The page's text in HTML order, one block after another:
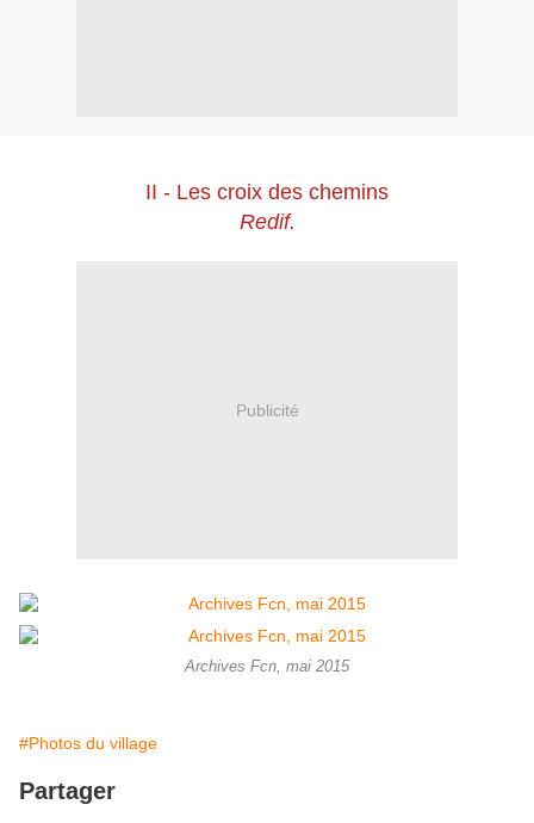
II - Les croix des chemins
Redif.
Publicité
Archives Fcn, mai 2015
#Photos du village
Partager